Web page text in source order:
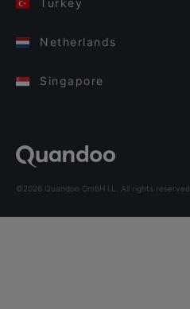
Turkey
Netherlands
Singapore
©2026 Quandoo GmbH i.L. All rights reserved